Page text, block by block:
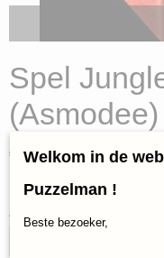
Spel
(Asmodee)
€ 24,95 (inclusief btw
Op voorraad
Aantal
Welkom in de
Puzzelman !
Beste bezoeker,